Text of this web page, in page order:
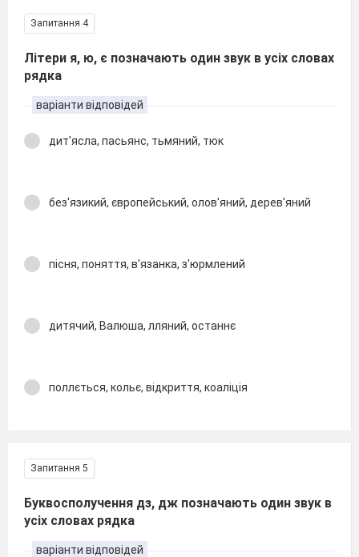
Запитання 4
Літери я, ю, є позначають один звук в усіх словах
рядка
варіанти відповідей
дит'ясла, пасьянс, тьмяний, тюк
без'язикий, європейський, олов'яний, дерев'яний
пісня, поняття, в'язанка, з'юрмлений
дитячий, Валюша, лляний, останнє
поллється, кольє, відкриття, коаліція
Запитання 5
Буквосполучення дз, дж позначають один звук в
усіх словах рядка
варіанти відповідей